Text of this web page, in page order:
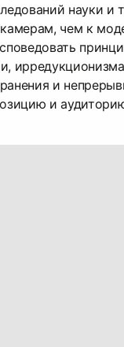
науки и
чем к
и
и